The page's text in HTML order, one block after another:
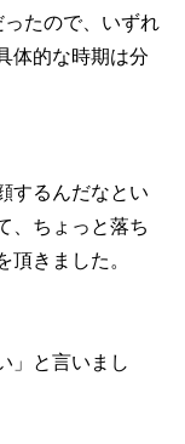
たので、いずれ
体的な時期は分
するんだなとい
、ちょっと落ち
きました。
」と言いまし